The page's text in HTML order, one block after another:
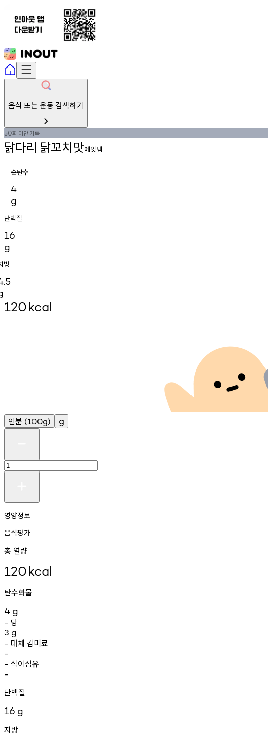
음식 또는 운동 검색하기
50회 미만기록
닭다리 닭꼬치맛에잇템
순탄수
4
g
단백질
16
g
방
120kcal
인분 (100g) g
영양정보
음식평가
총 열량
120kcal
탄수화물
4 g
- 당
3 g
- 대체 감미료
-
- 식이섬유
-
단백질
16 g
지방